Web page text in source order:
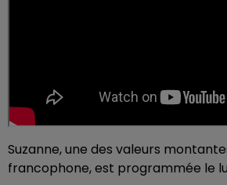
Suzanne, une des valeurs
francophone, est programmée le